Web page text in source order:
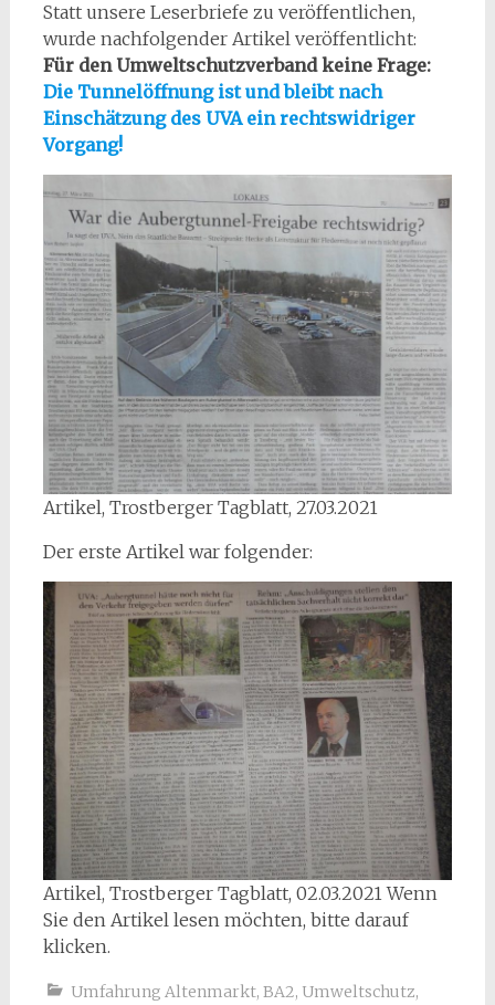
Statt unsere Leserbriefe zu veröffentlichen,
wurde nachfolgender Artikel veröffentlicht:
Für den Umweltschutzverband keine Frage:
Die Tunnelöffnung ist und bleibt nach
Einschätzung des UVA ein rechtswidriger
Vorgang!
Artikel, Trostberger Tagblatt, 27.03.2021
Der erste Artikel war folgender:
Artikel, Trostberger Tagblatt, 02.03.2021 Wenn
Sie den Artikel lesen möchten, bitte darauf
klicken.
Umfahrung Altenmarkt, BA2, Umweltschutz,